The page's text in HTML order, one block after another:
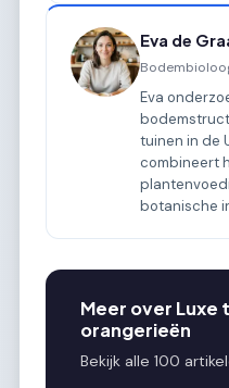
Eva de
Eva
tuinen in de
combineert
botanische
Meer over Luxe
orangerieën
Bekijk alle 100